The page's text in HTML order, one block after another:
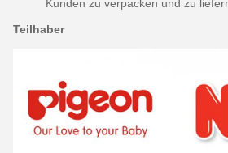
Kunden zu verpacken und zu
Teilhaber